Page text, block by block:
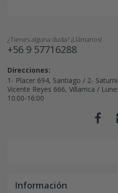
¿Tienes alguna duda? ¡Llámanos!
+56 9 57716288
Direcciones:
1- Placer 694, Santiago / 2-
Vicente Reyes 666, Villarrica /
10:00-16:00
Información